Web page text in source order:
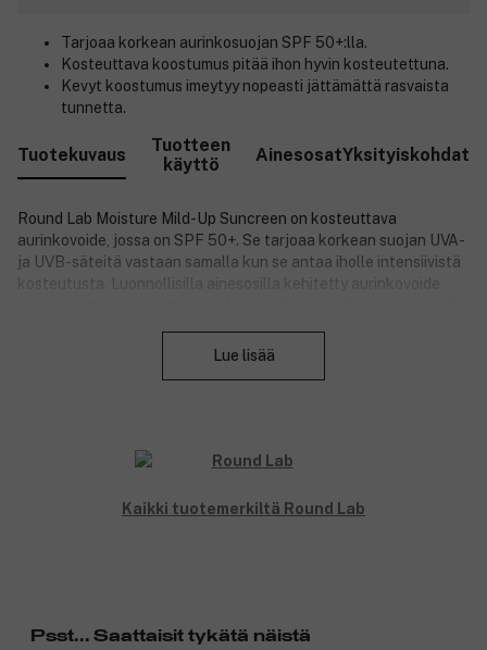
Tarjoaa korkean aurinkosuojan SPF 50+:lla.
Kosteuttava koostumus pitää ihon hyvin kosteutettuna.
Kevyt koostumus imeytyy nopeasti jättämättä rasvaista
tunnetta.
Tuotekuvaus
Tuotteen
käyttö
AinesosatYksityiskohdat
Round Lab Moisture Mild-Up Suncreen on kosteuttava
aurinkovoide, jossa on SPF 50+. Se tarjoaa korkean suojan UVA-
ja UVB-säteitä vastaan samalla kun se antaa iholle intensiivistä
kosteutusta. Luonnollisilla ainesosilla kehitetty aurinkovoide
tai tahmeaa tunnetta ja antaa tasaisen ja luonnollisen
Lue lisää
Kaikki tuotemerkiltä Round Lab
Psst... Saattaisit tykätä näistä